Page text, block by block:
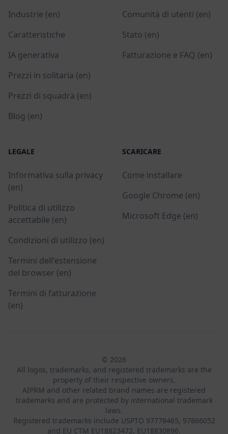
Industrie (en)
Caratteristiche
IA generativa
Prezzi in solitaria (en)
Prezzi di squadra (en)
Blog (en)
Comunità di utenti (en)
Stato (en)
Fatturazione e FAQ (en)
LEGALE
Informativa sulla privacy
(en)
Politica di utilizzo
accettabile (en)
Condizioni di utilizzo (en)
Termini dell'estensione
del browser (en)
Termini di fatturazione
(en)
SCARICARE
Come installare
Google Chrome (en)
Microsoft Edge (en)
© 2026
All logos, trademarks, and registered trademarks are the
property of their respective owners.
AIPRM and other related brand names are registered
trademarks and are protected by international trademark
laws.
Registered trademarks include USPTO 97778465, 97866052
and EU CTM EU18823472, EU18830896.